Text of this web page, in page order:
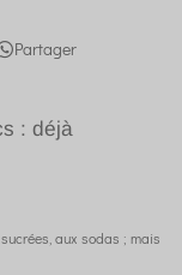
Partager
: déjà
aux sodas ; mais